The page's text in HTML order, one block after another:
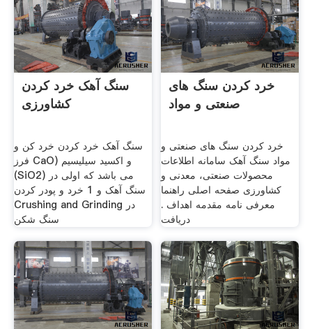
سنگ آهک خرد کردن
کشاورزی
سنگ آهک خرد کردن خرد کن و
فرز CaO) و اکسید سیلیسیم
(SiO2) می باشد که اولی در
سنگ آهک و 1 خرد و پودر کردن
Crushing and Grinding در
سنگ شکن
خرد کردن سنگ های
صنعتی و مواد
خرد کردن سنگ های صنعتی و
مواد سنگ آهک سامانه اطلاعات
محصولات صنعتی، معدنی و
کشاورزی صفحه اصلی راهنما
معرفی نامه مقدمه اهداف .
دریافت